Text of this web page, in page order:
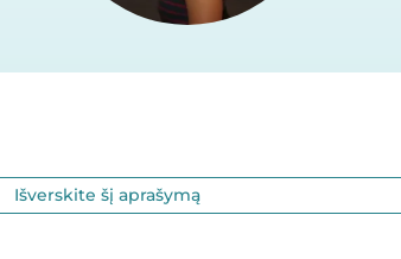
Išverskite šį aprašymą